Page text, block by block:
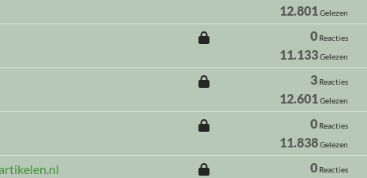
12.801Gelezen
0 Reacties
11.133Gelezen
3 Reacties
12.601Gelezen
0 Reacties
11.838Gelezen
0 Reacties